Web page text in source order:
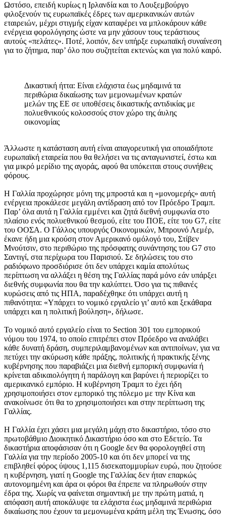
Ωστόσο, επειδή κυρίως η Ιρλανδία και το Λουξεμβούργο
φιλοξενούν τις ευρωπαϊκές έδρες των αμερικανικών αυτών
εταιρειών, μέχρι στιγμής είχαν καταφέρει να μπλοκάρουν κάθε
ενέργεια φορολόγησης ώστε να μην χάσουν τους τεράστιους
αυτούς «πελάτες». Ποτέ, λοιπόν, δεν υπήρξε ευρωπαϊκή συναίνεση
για το ζήτημα, παρ’ όλο που συζητείται εκτενώς και για πολύ καιρό.
Δικαστική ήττα: Είναι ελάχιστα έως μηδαμινά τα
περιθώρια δικαίωσης των μεμονωμένων κρατών
μελών της ΕΕ σε υποθέσεις δικαστικής αντιδικίας με
πολυεθνικούς κολοσσούς στον χώρο της άυλης
οικονομίας
Άλλωστε η κατάσταση αυτή είναι απαγορευτική για οποιαδήποτε
ευρωπαϊκή εταιρεία που θα θελήσει να τις ανταγωνιστεί, έστω και
για μικρό μερίδιο της αγοράς, αφού θα υπόκειται στους συνήθεις
φόρους.
Η Γαλλία προχώρησε μόνη της μπροστά και η «μονομερής» αυτή
ενέργεια προκάλεσε μεγάλη αντίδραση από τον Πρόεδρο Τραμπ.
Παρ’ όλα αυτά η Γαλλία εμμένει και ζητά διεθνή συμφωνία στο
πλαίσιο ενός πολυεθνικού θεσμού, είτε του ΠΟΕ, είτε του G7, είτε
του ΟΟΣΑ. Ο Γάλλος υπουργός Οικονομικών, Μπρουνό Λεμέρ,
έκανε ήδη μια κρούση στον Αμερικανό ομόλογό του, Στίβεν
Μνούτσιν, στο περιθώριο της πρόσφατης συνάντησης του G7 στο
Σαντιγί, στα περίχωρα του Παρισιού. Σε δηλώσεις του στο
ραδιόφωνο προσδιόρισε ότι δεν υπάρχει καμία απολύτως
περίπτωση να αλλάξει η θέση της Γαλλίας παρά μόνο εάν υπάρξει
διεθνής συμφωνία που θα την καλύπτει. Όσο για τις πιθανές
κυρώσεις από τις ΗΠΑ, παραδέχθηκε ότι υπάρχει αυτή η
πιθανότητα: «Υπάρχει το νομικό εργαλείο γι’ αυτό και ξεκάθαρα
υπάρχει και η πολιτική βούληση», δήλωσε.
Το νομικό αυτό εργαλείο είναι το Section 301 του εμπορικού
νόμου του 1974, το οποίο επιτρέπει στον Πρόεδρο να αναλάβει
κάθε δυνατή δράση, συμπεριλαμβανομένων και αντιποίνων, για να
πετύχει την ακύρωση κάθε πράξης, πολιτικής ή πρακτικής ξένης
κυβέρνησης που παραβιάζει μια διεθνή εμπορική συμφωνία ή
κρίνεται αδικαιολόγητη ή παράλογη και βαρύνει ή περιορίζει το
αμερικανικό εμπόριο. Η κυβέρνηση Τραμπ το έχει ήδη
χρησιμοποιήσει στον εμπορικό της πόλεμο με την Κίνα και
ανακοίνωσε ότι θα το χρησιμοποιήσει και στην περίπτωση της
Γαλλίας.
Η Γαλλία έχει χάσει μια μεγάλη μάχη στο δικαστήριο, τόσο στο
πρωτοβάθμιο Διοικητικό Δικαστήριο όσο και στο Εδετείο. Τα
δικαστήρια αποφάσισαν ότι η Google δεν θα φορολογηθεί στη
Γαλλία για την περίοδο 2005-10 και ότι δεν μπορεί να της
επιβληθεί φόρος ύψους 1,115 δισεκατομμυρίων ευρώ, που ζητούσε
η κυβέρνηση, γιατί η Google της Γαλλίας δεν ήταν επαρκώς
αυτονομημένη και άρα οι φόροι θα έπρεπε να πληρωθούν στην
έδρα της. Χωρίς να φαίνεται σημαντική με την πρώτη ματιά, η
απόφαση αυτή αποκάλυψε τα ελάχιστα έως μηδαμινά περιθώρια
δικαίωσης που έχουν τα μεμονωμένα κράτη μέλη της Ένωσης, όσο